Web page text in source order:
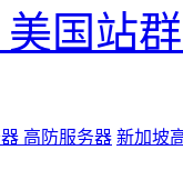
美国站
高防服务器 新加坡